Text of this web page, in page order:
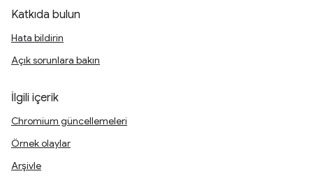
Katkıda bulun
Hata bildirin
Açık sorunlara bakın
İlgili içerik
Chromium güncellemeleri
Örnek olaylar
Arşivle